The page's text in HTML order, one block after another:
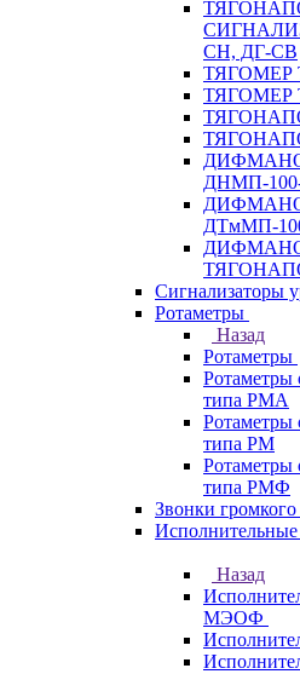
СН, ДГ-СВ
ТЯГОМЕР
ТЯГОМЕР
ДНМП-
ДТмМП-
Сигнализаторы
Ротаметры
Назад
Ротаметры
Ротаметры
типа РМА
Ротаметры
типа РМ
Ротаметры
типа РМФ
Звонки
Назад
МЭОФ